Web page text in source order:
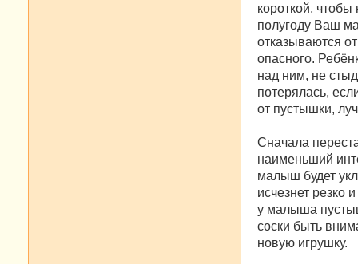
короткой,
полугоду Ваш
отказываются
опасного.
над ним, не
потерялась,
от пустышки,
Сначала
наименьший
малыш будет
исчезнет резко
у малыша
соски быть
новую игрушку.